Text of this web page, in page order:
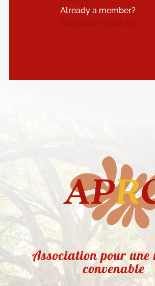
Already a member?
Association pour
convenable